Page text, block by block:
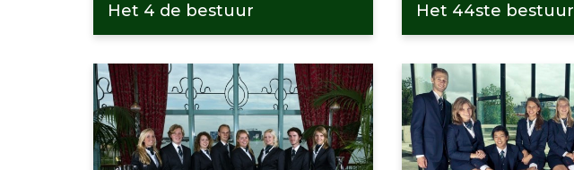
Het 4 de bestuur Het 44ste bestuur